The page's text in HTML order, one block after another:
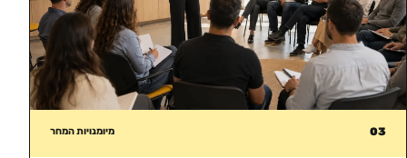
03 מיומנויות המחר